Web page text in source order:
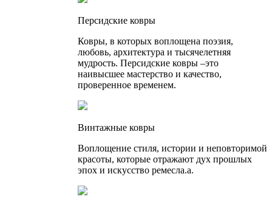
Персидские ковры
Ковры, в которых воплощена поэзия,
любовь, архитектура и тысячелетняя
мудрость. Персидские ковры –это
наивысшее мастерство и качество,
проверенное временем.
Винтажные ковры
Воплощение стиля, истории и неповторимой
красоты, которые отражают дух прошлых
эпох и искусство ремесла.а.